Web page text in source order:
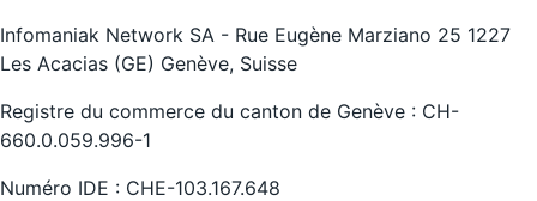
Infomaniak Network SA - Rue Eugène Marziano 25 1227
Les Acacias (GE) Genève, Suisse
Registre du commerce du canton de Genève : CH-
660.0.059.996-1
Numéro IDE : CHE-103.167.648